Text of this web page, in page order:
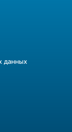
данных